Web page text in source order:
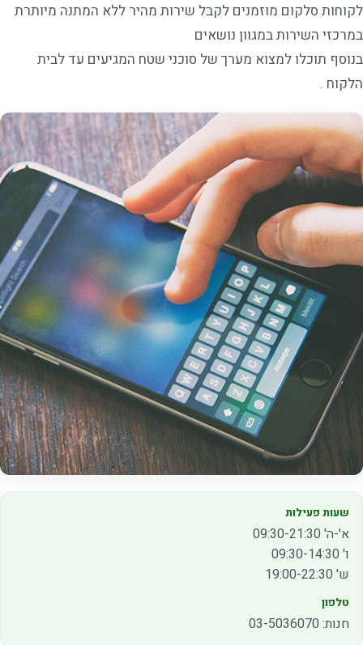
לקוחות סלקום מוזמנים לקבל שירות מהיר ללא המתנה מיותרת
במרכזי השירות במגוון נושאים
בנוסף תוכלו למצוא מערך של סוכני שטח המגיעים עד לבית
הלקוח .
שעות פעילות
א'-ה' 09:30-21:30
ו' 09:30-14:30
ש' 19:00-22:30
טלפון
חנות: 03-5036070